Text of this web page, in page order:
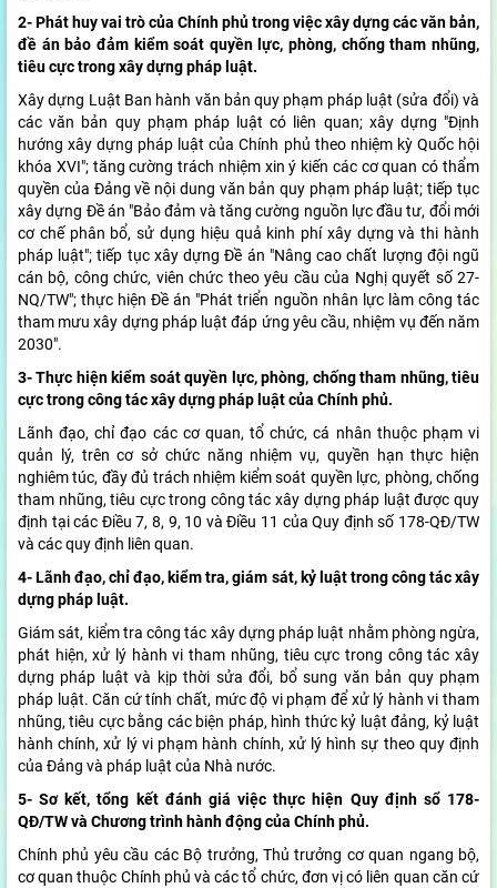
2- Phát huy vai trò của Chính phủ trong việc xây dựng các văn bản,
đề án bảo đảm kiểm soát quyền lực, phòng, chống tham nhũng,
tiêu cực trong xây dựng pháp luật.
Xây dựng Luật Ban hành văn bản quy phạm pháp luật (sửa đổi) và
các văn bản quy phạm pháp luật có liên quan; xây dựng "Định
hướng xây dựng pháp luật của Chính phủ theo nhiệm kỳ Quốc hội
khóa XVI"; tăng cường trách nhiệm xin ý kiến các cơ quan có thẩm
quyền của Đảng về nội dung văn bản quy phạm pháp luật; tiếp tục
xây dựng Đề án "Bảo đảm và tăng cường nguồn lực đầu tư, đổi mới
cơ chế phân bổ, sử dụng hiệu quả kinh phí xây dựng và thi hành
pháp luật"; tiếp tục xây dựng Đề án "Nâng cao chất lượng đội ngũ
cán bộ, công chức, viên chức theo yêu cầu của Nghị quyết số 27-
NQ/TW"; thực hiện Đề án "Phát triển nguồn nhân lực làm công tác
tham mưu xây dựng pháp luật đáp ứng yêu cầu, nhiệm vụ đến năm
2030".
3- Thực hiện kiểm soát quyền lực, phòng, chống tham nhũng, tiêu
cực trong công tác xây dựng pháp luật của Chính phủ.
Lãnh đạo, chỉ đạo các cơ quan, tổ chức, cá nhân thuộc phạm vi
quản lý, trên cơ sở chức năng nhiệm vụ, quyền hạn thực hiện
nghiêm túc, đầy đủ trách nhiệm kiểm soát quyền lực, phòng, chống
tham nhũng, tiêu cực trong công tác xây dựng pháp luật được quy
định tại các Điều 7, 8, 9, 10 và Điều 11 của Quy định số 178-QĐ/TW
và các quy định liên quan.
4- Lãnh đạo, chỉ đạo, kiểm tra, giám sát, kỷ luật trong công tác xây
dựng pháp luật.
Giám sát, kiểm tra công tác xây dựng pháp luật nhằm phòng ngừa,
phát hiện, xử lý hành vi tham nhũng, tiêu cực trong công tác xây
dựng pháp luật và kịp thời sửa đổi, bổ sung văn bản quy phạm
pháp luật. Căn cứ tính chất, mức độ vi phạm để xử lý hành vi tham
nhũng, tiêu cực bằng các biện pháp, hình thức kỷ luật đảng, kỷ luật
hành chính, xử lý vi phạm hành chính, xử lý hình sự theo quy định
của Đảng và pháp luật của Nhà nước.
5- Sơ kết, tổng kết đánh giá việc thực hiện Quy định sổ 178-
QĐ/TW và Chương trình hành động của Chính phủ.
Chính phủ yêu cầu các Bộ trưởng, Thủ trưởng cơ quan ngang bộ,
cơ quan thuộc Chính phủ và các tổ chức, đơn vị có liên quan căn cứ